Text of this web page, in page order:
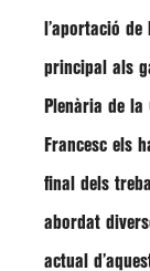
l’aportació
principal als
Plenària de la
Francesc els
final dels
abordat
actual